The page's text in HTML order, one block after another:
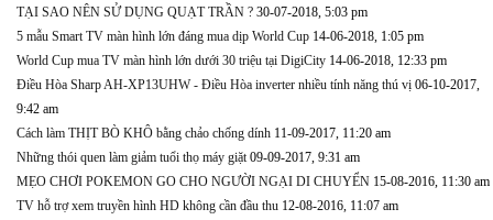
TẠI SAO NÊN SỬ DỤNG QUẠT TRẦN ? 30-07-2018, 5:03 pm
5 mẫu Smart TV màn hình lớn đáng mua dịp World Cup 14-06-2018, 1:05 pm
World Cup mua TV màn hình lớn dưới 30 triệu tại DigiCity 14-06-2018, 12:33 pm
Điều Hòa Sharp AH-XP13UHW - Điều Hòa inverter nhiều tính năng thú vị 06-10-2017,
9:42 am
Cách làm THỊT BÒ KHÔ bằng chảo chống dính 11-09-2017, 11:20 am
Những thói quen làm giảm tuổi thọ máy giặt 09-09-2017, 9:31 am
MẸO CHƠI POKEMON GO CHO NGƯỜI NGẠI DI CHUYỂN 15-08-2016, 11:30 am
TV hỗ trợ xem truyền hình HD không cần đầu thu 12-08-2016, 11:07 am